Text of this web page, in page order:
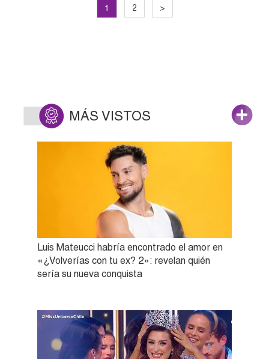
1 2 >
MÁS VISTOS
Luis Mateucci habría encontrado el amor en
«¿Volverías con tu ex? 2»: revelan quién
sería su nueva conquista